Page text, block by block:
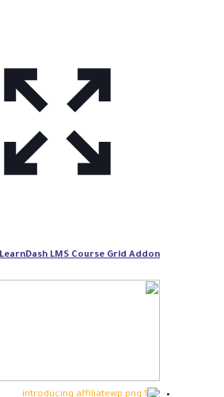
LearnDash LMS Course Grid Addon